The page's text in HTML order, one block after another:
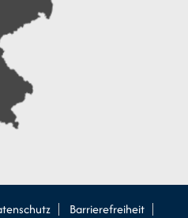
Barrierefreiheit